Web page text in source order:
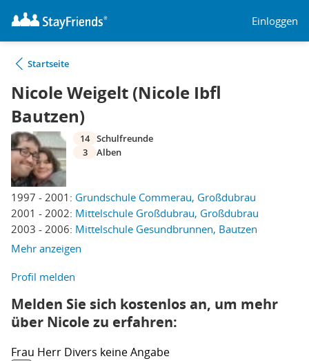
Einloggen
Startseite
Nicole Weigelt (Nicole Ibfl
Bautzen)
1997 - 2001: Grundschule Commerau, Großdubrau
2001 - 2002: Mittelschule Großdubrau, Großdubrau
2003 - 2006: Mittelschule Gesundbrunnen, Bautzen
Mehr anzeigen
14 Schulfreunde
3
Alben
Profil melden
Melden Sie sich kostenlos an, um mehr
über Nicole zu erfahren:
Frau Herr Divers keine Angabe